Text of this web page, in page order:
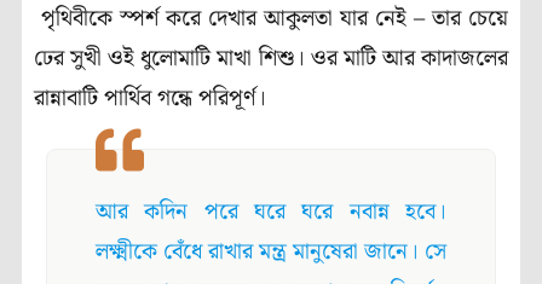
পৃথিবীকে স্পর্শ করে দেখার আকুলতা যার নেই – তার চেয়ে
ঢের সুখী ওই ধুলোমাটি মাখা শিশু। ওর মাটি আর কাদাজলের
রান্নাবাটি পার্থিব গন্ধে পরিপূর্ণ।
আর কদিন পরে ঘরে ঘরে নবান্ন হবে।
লক্ষ্মীকে বেঁধে রাখার মন্ত্র মানুষেরা জানে। সে